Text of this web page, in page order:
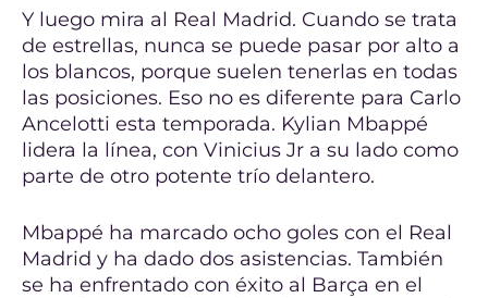
Y luego mira al Real Madrid. Cuando se trata
de estrellas, nunca se puede pasar por alto a
los blancos, porque suelen tenerlas en todas
las posiciones. Eso no es diferente para Carlo
Ancelotti esta temporada. Kylian Mbappé
lidera la línea, con Vinicius Jr a su lado como
parte de otro potente trío delantero.
Mbappé ha marcado ocho goles con el Real
Madrid y ha dado dos asistencias. También
se ha enfrentado con éxito al Barça en el